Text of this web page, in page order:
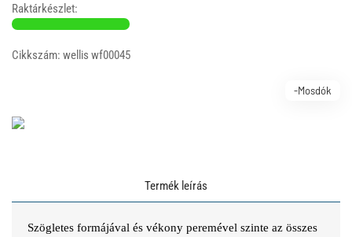
Raktárkészlet:
Cikkszám: wellis wf00045
-Mosdók
Termék leírás
Szögletes formájával és vékony peremével szinte az összes